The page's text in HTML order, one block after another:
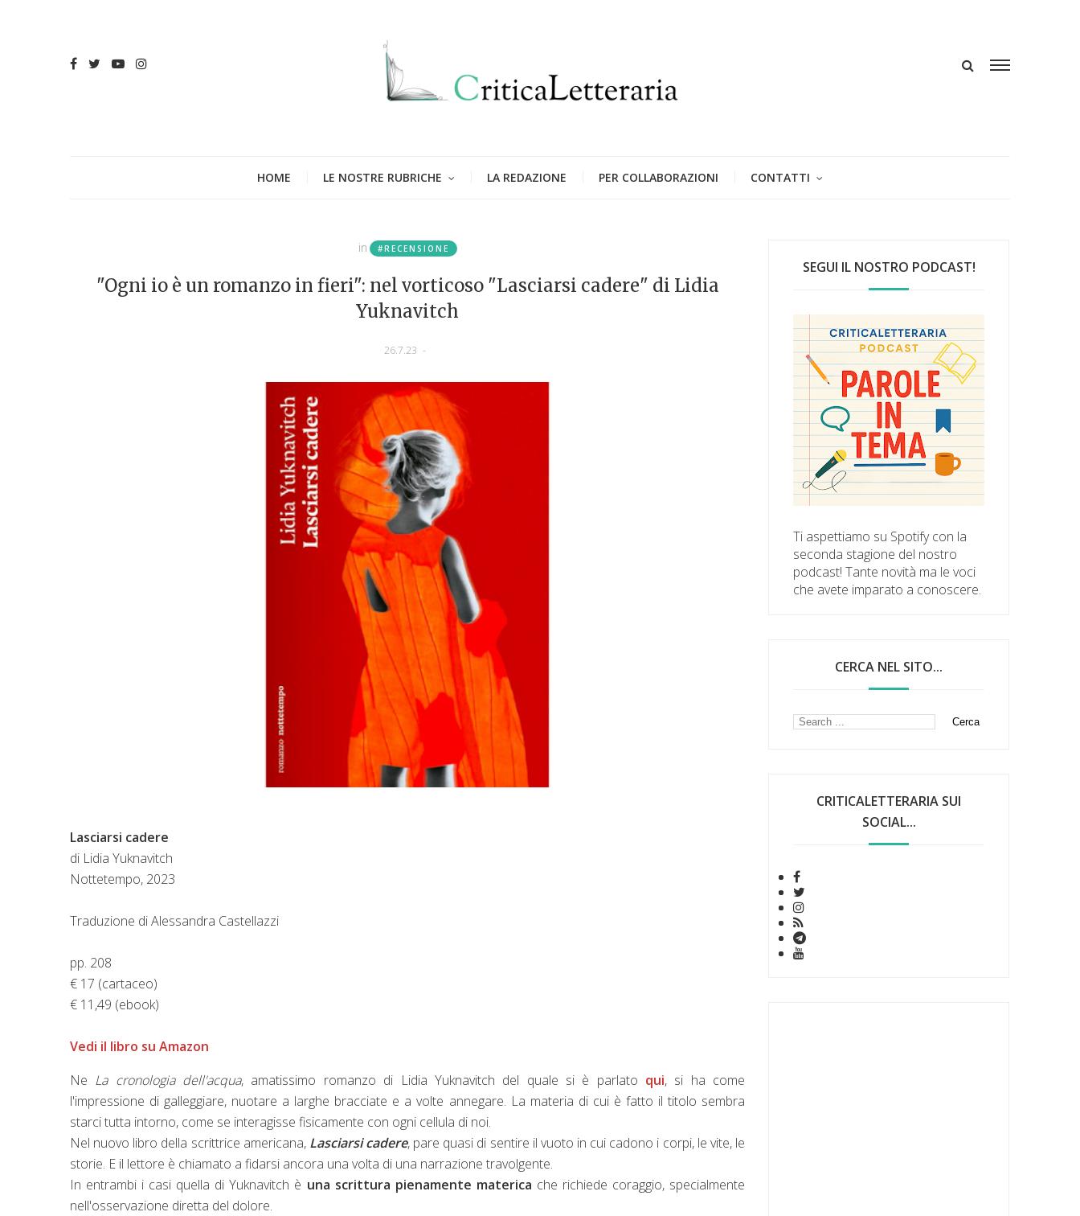
HOME LE NOSTRE RUBRICHE LA REDAZIONE PER COLLABORAZIONI CONTATTI
in #RECENSIONE
"Ogni io è un romanzo in fieri": nel vorticoso "Lasciarsi cadere" di Lidia
Yuknavitch
26.7.23 -
Lasciarsi cadere
di Lidia Yuknavitch
Nottetempo, 2023
Traduzione di Alessandra Castellazzi
pp. 208
€ 17 (cartaceo)
€ 11,49 (ebook)
Vedi il libro su Amazon
Ne La cronologia dell'acqua, amatissimo romanzo di Lidia Yuknavitch del quale si è parlato qui, si ha come
l'impressione di galleggiare, nuotare a larghe bracciate e a volte annegare. La materia di cui è fatto il titolo sembra
starci tutta intorno, come se interagisse fisicamente con ogni cellula di noi.
Nel nuovo libro della scrittrice americana, Lasciarsi cadere, pare quasi di sentire il vuoto in cui cadono i corpi, le vite, le
storie. E il lettore è chiamato a fidarsi ancora una volta di una narrazione travolgente.
In entrambi i casi quella di Yuknavitch è una scrittura pienamente materica che richiede coraggio, specialmente
nell'osservazione diretta del dolore.
SEGUI IL NOSTRO PODCAST!
Ti aspettiamo su Spotify con la
seconda stagione del nostro
podcast! Tante novità ma le voci
che avete imparato a conoscere.
CERCA NEL SITO...
CRITICALETTERARIA SUI
SOCIAL...